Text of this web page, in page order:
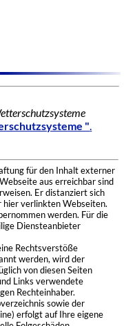
".
für den Inhalt externer
aus erreichbar sind
Er distanziert sich
hier verlinkten Webseiten.
werden. Für die
Diensteanbieter
Rechtsverstöße
werden, wird der
von diesen Seiten
Links verwendete
Rechteinhaber.
sowie der
erfolgt auf Ihre eigene